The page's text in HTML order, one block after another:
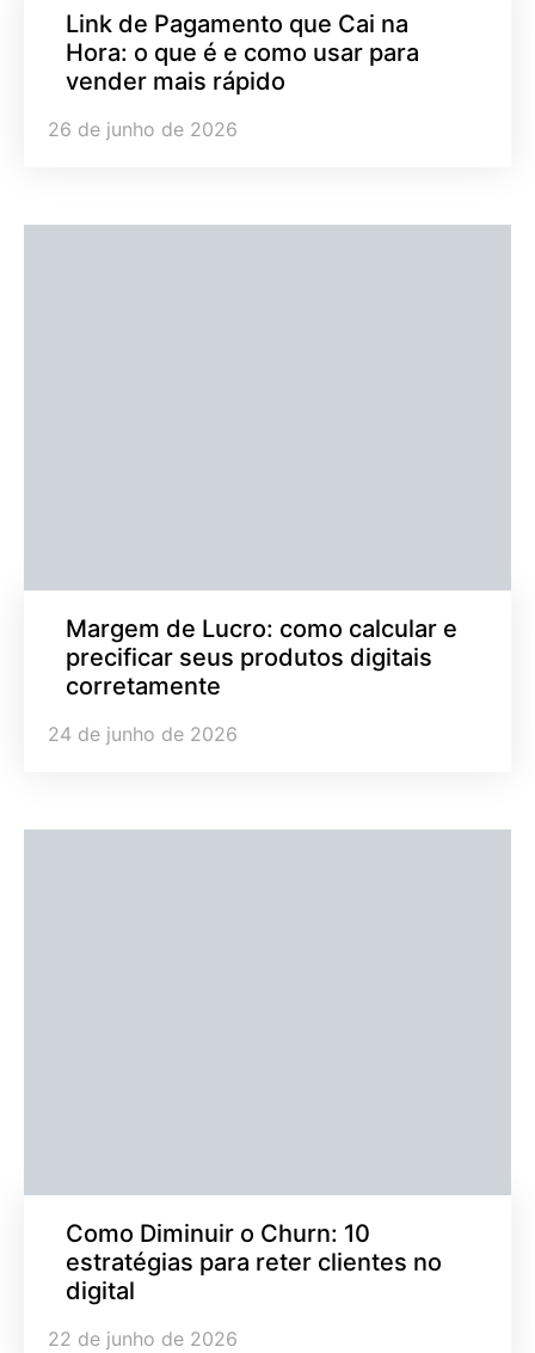
Link de Pagamento que Cai na
Hora: o que é e como usar para
vender mais rápido
26 de junho de 2026
Margem de Lucro: como calcular e
precificar seus produtos digitais
corretamente
24 de junho de 2026
Como Diminuir o Churn: 10
estratégias para reter clientes no
digital
22 de junho de 2026